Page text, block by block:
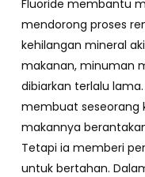
Fluoride membantu
mendorong proses
kehilangan mineral
makanan, minuman
dibiarkan terlalu
membuat seseorang
makannya
Tetapi ia memberi
untuk bertahan.